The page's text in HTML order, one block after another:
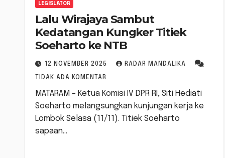
LEGISLATOR
Lalu Wirajaya Sambut
Kedatangan Kungker Titiek
Soeharto ke NTB
12 NOVEMBER 2025 RADAR MANDALIKA
TIDAK ADA KOMENTAR
MATARAM – Ketua Komisi IV DPR RI, Siti Hediati
Soeharto melangsungkan kunjungan kerja ke
Lombok Selasa (11/11). Titiek Soeharto
sapaan…